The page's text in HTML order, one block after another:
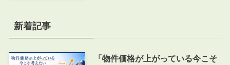
新着記事
「物件価格が上がっている今こそ